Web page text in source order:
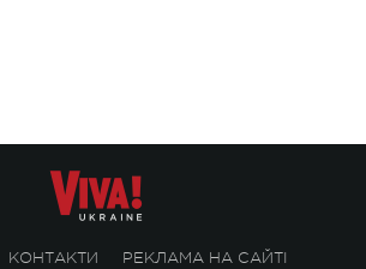
КОНТАКТИ РЕКЛАМА НА САЙТІ